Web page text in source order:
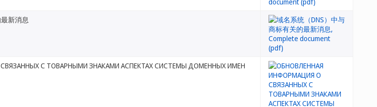
新消息
С ТОВАРНЫМИ ЗНАКАМИ АСПЕКТАХ СИСТЕМЫ ДОМЕННЫХ ИМЕН